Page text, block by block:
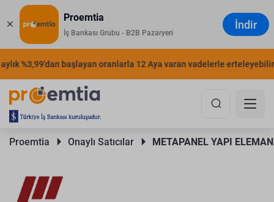
Proemtia
İş Bankası Grubu - B2B Pazaryeri
İndir
%3,99'dan başlayan oranlarla 12 Aya varan vadelerle
Proemtia Onaylı Satıcılar METAPANEL YAPI